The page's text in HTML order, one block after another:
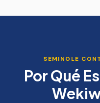
SEMINOLE
Por Qué